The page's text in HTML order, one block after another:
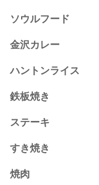
ソウルフード
金沢カレー
ハントンライス
鉄板焼き
ステーキ
すき焼き
焼肉